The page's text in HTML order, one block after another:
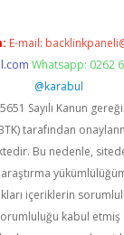
E-mail:
Whatsapp: 0262
@karabul
Sayılı Kanun
tarafından
Bu nedenle,
içeriklerin
kabul etmiş